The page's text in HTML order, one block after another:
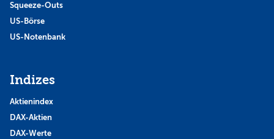
Squeeze-Outs
US-Börse
US-Notenbank
Indizes
Aktienindex
DAX-Aktien
DAX-Werte